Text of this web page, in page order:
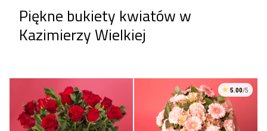
Piękne bukiety kwiatów w
Kazimierzy Wielkiej
5.00/5